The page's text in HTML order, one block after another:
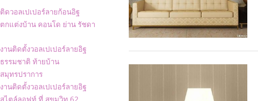
ติดวอลเปเปอร์ลายก้อนอิฐ
ตกแต่งบ้าน คอนโด ย่าน รัชดา
งานติดตั้งวอลเปเปอร์ลายอิฐ
ธรรมชาติ ท้ายบ้าน
สมุทรปราการ
งานติดตั้งวอลเปเปอร์ลายอิฐ